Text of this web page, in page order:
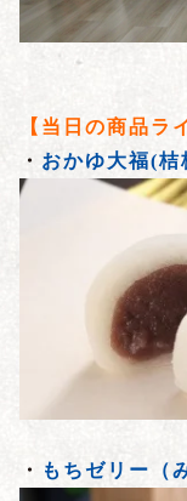
【当日の商品ラ
・ おかゆ大福(桔
・ もちゼリー（